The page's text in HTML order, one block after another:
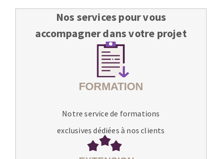
Nos services pour vous
accompagner dans votre projet
Notre service de formations
exclusives dédiées à nos clients